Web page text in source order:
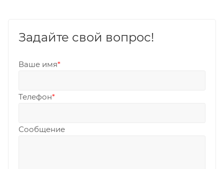
Задайте свой вопрос!
Ваше имя*
Телефон*
Сообщение